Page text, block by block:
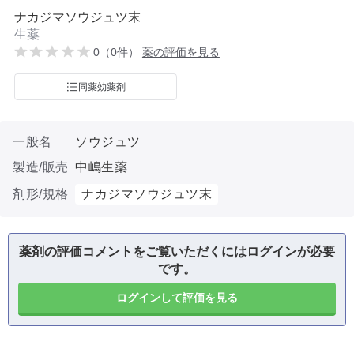
ナカジマソウジュツ末
生薬
0（0件） 薬の評価を見る
同薬効薬剤
一般名
ソウジュツ
製造/販売
中嶋生薬
剤形/規格
ナカジマソウジュツ末
薬剤の評価コメントをご覧いただくにはログインが必要
です。
ログインして評価を見る